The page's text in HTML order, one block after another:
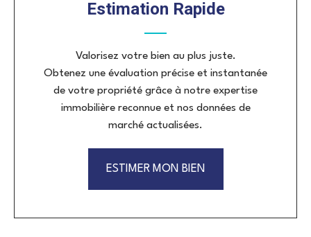
Estimation Rapide
Valorisez votre bien au plus juste.
Obtenez une évaluation précise et instantanée
de votre propriété grâce à notre expertise
immobilière reconnue et nos données de
marché actualisées.
ESTIMER MON BIEN